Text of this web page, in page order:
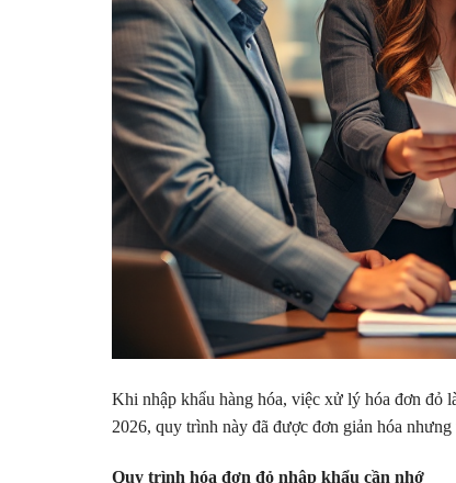
Khi nhập khẩu hàng hóa, việc xử lý hóa đơn đỏ
2026, quy trình này đã được đơn giản hóa
Quy trình hóa đơn đỏ nhập khẩu cần nhớ